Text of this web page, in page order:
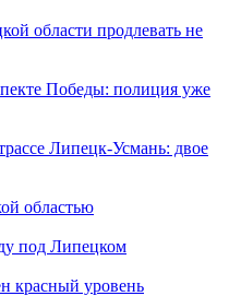
области продлевать не
Победы: полиция уже
Липецк-Усмань: двое
областью
под Липецком
красный уровень